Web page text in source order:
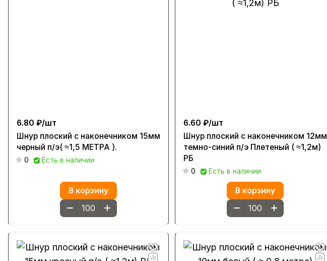
6.80 ₽/шт
Шнур плоский с наконечником 15мм
черный п/э( ≈1,5 МЕТРА ).
0 Есть в наличии
В корзину
6.60 ₽/шт
Шнур плоский с наконечником 12мм
темно-синий п/э Плетеный ( ≈1,2м)
РБ
0 Есть в наличии
В корзину